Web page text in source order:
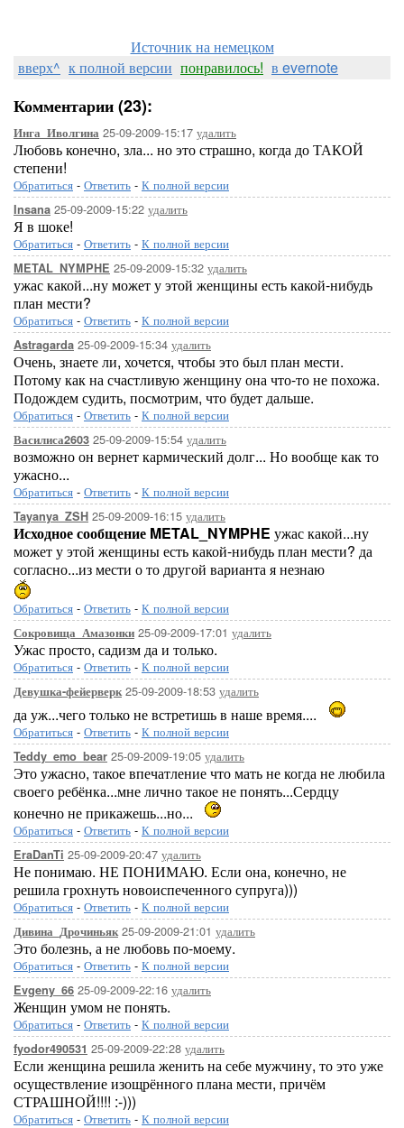
Источник на немецком
вверх^ к полной версии понравилось! в evernote
Комментарии (23):
Инга_Иволгина 25-09-2009-15:17 удалить
Любовь конечно, зла... но это страшно, когда до ТАКОЙ
степени!
Обратиться - Ответить - К полной версии
Insana 25-09-2009-15:22 удалить
Я в шоке!
Обратиться - Ответить - К полной версии
METAL_NYMPHE 25-09-2009-15:32 удалить
ужас какой...ну может у этой женщины есть какой-нибудь
план мести?
Обратиться - Ответить - К полной версии
Astragarda 25-09-2009-15:34 удалить
Очень, знаете ли, хочется, чтобы это был план мести.
Потому как на счастливую женщину она что-то не похожа.
Подождем судить, посмотрим, что будет дальше.
Обратиться - Ответить - К полной версии
Василиса2603 25-09-2009-15:54 удалить
возможно он вернет кармический долг... Но вообще как то
ужасно...
Обратиться - Ответить - К полной версии
Tayanya_ZSH 25-09-2009-16:15 удалить
Исходное сообщение METAL_NYMPHE ужас какой...ну
может у этой женщины есть какой-нибудь план мести? да
согласно...из мести о то другой варианта я незнаю
Обратиться - Ответить - К полной версии
Сокровища_Амазонки 25-09-2009-17:01 удалить
Ужас просто, садизм да и только.
Обратиться - Ответить - К полной версии
Девушка-фейерверк25-09-2009-18:53 удалить
да уж...чего только не встретишь в наше время....
Обратиться - Ответить - К полной версии
Teddy_emo_bear 25-09-2009-19:05 удалить
Это ужасно, такое впечатление что мать не когда не любила
своего ребёнка...мне лично такое не понять...Сердцу
конечно не прикажешь...но...
Обратиться - Ответить - К полной версии
EraDanTi 25-09-2009-20:47 удалить
Не понимаю. НЕ ПОНИМАЮ. Если она, конечно, не
решила грохнуть новоиспеченного супруга)))
Обратиться - Ответить - К полной версии
Дивина_Дрочиньяк25-09-2009-21:01 удалить
Это болезнь, а не любовь по-моему.
Обратиться - Ответить - К полной версии
Evgeny_66 25-09-2009-22:16 удалить
Женщин умом не понять.
Обратиться - Ответить - К полной версии
fyodor490531 25-09-2009-22:28 удалить
Если женщина решила женить на себе мужчину, то это уже
осуществление изощрённого плана мести, причём
СТРАШНОЙ!!!! :-)))
Обратиться - Ответить - К полной версии